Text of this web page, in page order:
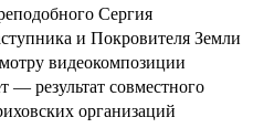
Сергия
и Покровителя Земли
видеокомпозиции
— результат совместного
организаций